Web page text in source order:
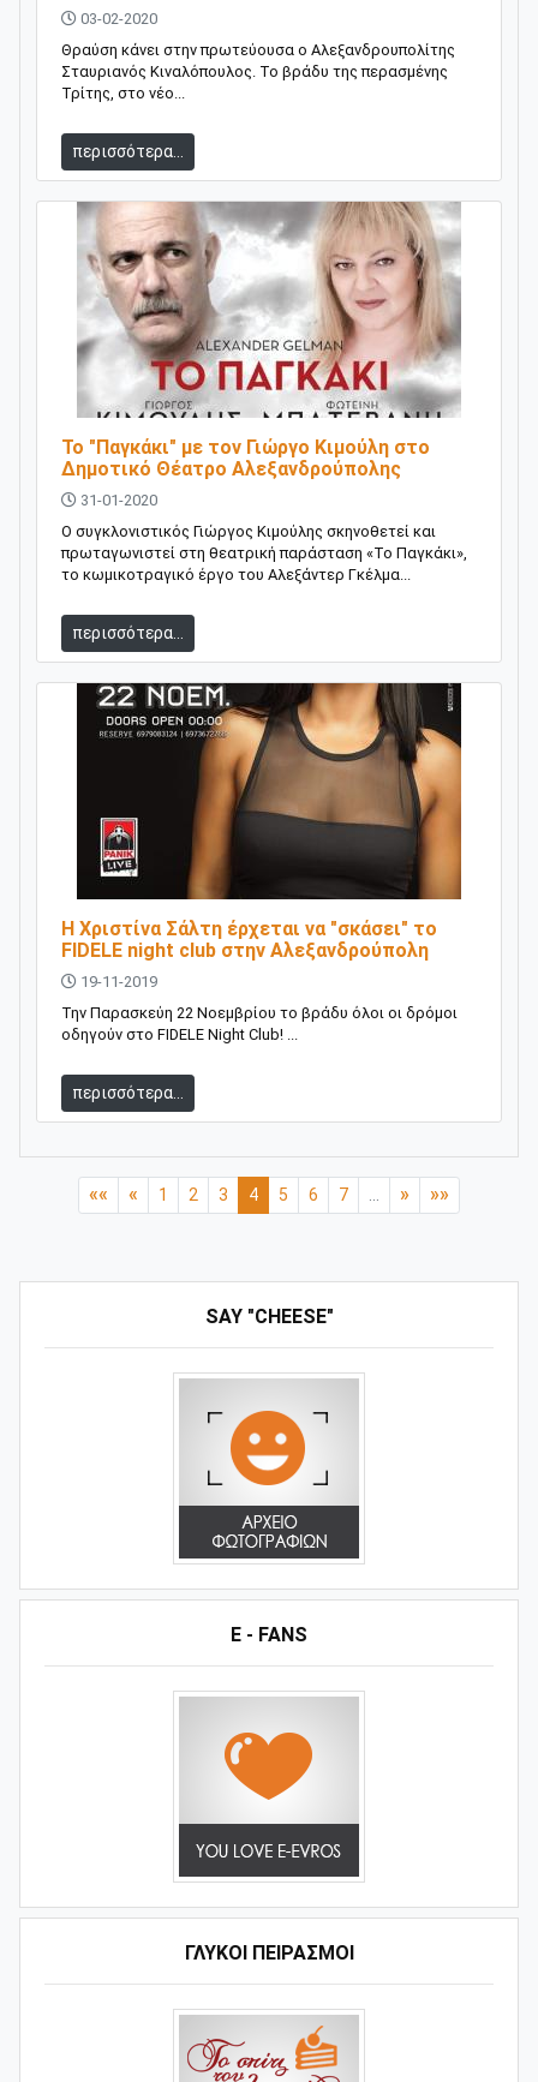
SAY "CHEESE"
E - FANS
ΓΛΥΚΟΊ ΠΕΙΡΑΣΜΟΊ
03-02-2020
Θραύση κάνει στην πρωτεύουσα ο Αλεξανδρουπολίτης
Σταυριανός Κιναλόπουλος. Το βράδυ της περασμένης
Τρίτης, στο νέο...
περισσότερα...
Το "Παγκάκι" με τον Γιώργο Κιμούλη στο
Δημοτικό Θέατρο Αλεξανδρούπολης
31-01-2020
Ο συγκλονιστικός Γιώργος Κιμούλης σκηνοθετεί και
πρωταγωνιστεί στη θεατρική παράσταση «Το Παγκάκι»,
το κωμικοτραγικό έργο του Αλεξάντερ Γκέλμα...
περισσότερα...
Η Χριστίνα Σάλτη έρχεται να "σκάσει" το
FIDELΕ night club στην Αλεξανδρούπολη
19-11-2019
Την Παρασκεύη 22 Νοεμβρίου το βράδυ όλοι οι δρόμοι
οδηγούν στο FIDELΕ Night Club! ...
περισσότερα...
«« « 1 2 3 4 5 6 7 » »»